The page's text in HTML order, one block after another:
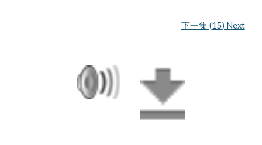
下一集 (15) Next